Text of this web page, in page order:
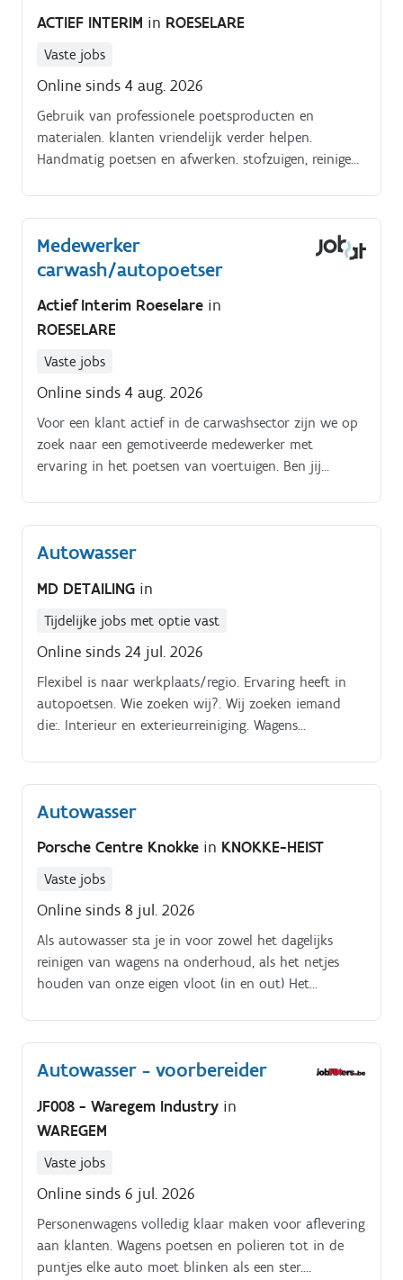
ACTIEF INTERIM in ROESELARE
Vaste jobs
Online sinds 4 aug. 2026
Gebruik van professionele poetsproducten en
materialen. klanten vriendelijk verder helpen.
Handmatig poetsen en afwerken. stofzuigen, reinigen
Medewerker
carwash/autopoetser
Actief Interim Roeselare in
ROESELARE
Vaste jobs
Online sinds 4 aug. 2026
Voor een klant actief in de carwashsector zijn we op
zoek naar een gemotiveerde medewerker met
ervaring in het poetsen van voertuigen. Ben jij
jou!reinigen van voertuigen, zowel binnen als
buitenkanthandmatig poetsen en
interieurgebruik van professionele poetsproducten en
materialenklanten vriendelijk verder helpenzorgen
Autowasser
MD DETAILING in
Tijdelijke jobs met optie vast
Online sinds 24 jul. 2026
Flexibel is naar werkplaats/regio. Ervaring heeft in
autopoetsen. Wie zoeken wij?. Wij zoeken iemand
die:. Interieur en exterieurreiniging. Wagens
Autowasser
Porsche Centre Knokke in KNOKKE-HEIST
Vaste jobs
Online sinds 8 jul. 2026
Als autowasser sta je in voor zowel het dagelijks
reinigen van wagens na onderhoud, als het netjes
houden van onze eigen vloot (in en out) Het
Wagens worden hier met de nodige zorg en met de
hand gewassen. Je werkt dus volgens bepaalde
netjes houden van je werkplek en kijkt toe op de
netheid van de voertuigen in de toonzaal en parking.
Autowasser - voorbereider
JF008 - Waregem Industry in
WAREGEM
Vaste jobs
Online sinds 6 jul. 2026
Personenwagens volledig klaar maken voor aflevering
aan klanten. Wagens poetsen en polieren tot in de
puntjes elke auto moet blinken als een ster.